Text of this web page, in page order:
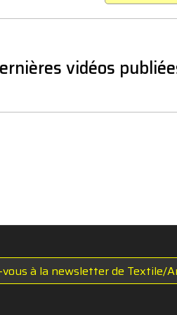
vidéos
à la newsletter de Textile/